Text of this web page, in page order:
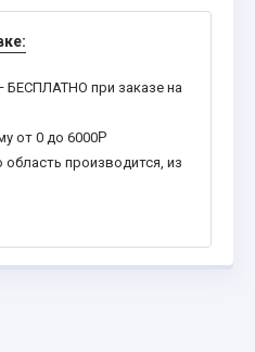
БЕСПЛАТНО при заказе на
от 0 до 6000Р
производится, из